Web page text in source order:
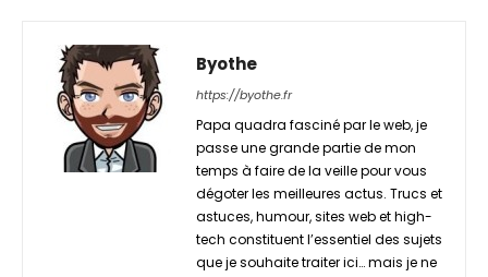
Byothe
https://byothe.fr
Papa quadra fasciné par le web, je
passe une grande partie de mon
temps à faire de la veille pour vous
dégoter les meilleures actus. Trucs et
astuces, humour, sites web et high-
tech constituent l’essentiel des sujets
que je souhaite traiter ici… mais je ne